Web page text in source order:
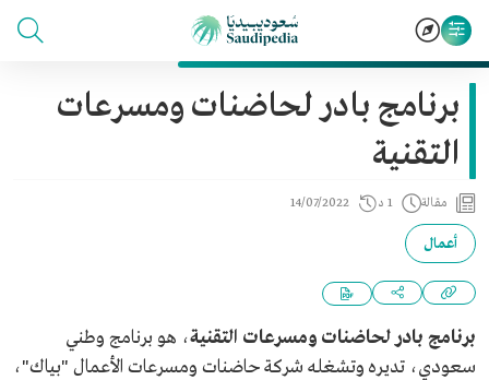
برنامج بادر لحاضنات ومسرعات
التقنية
مقالة 1 د 14/07/2022
أعمال
برنامج بادر لحاضنات ومسرعات التقنية، هو برنامج وطني
سعودي، تديره وتشغله شركة حاضنات ومسرعات الأعمال "بياك"،